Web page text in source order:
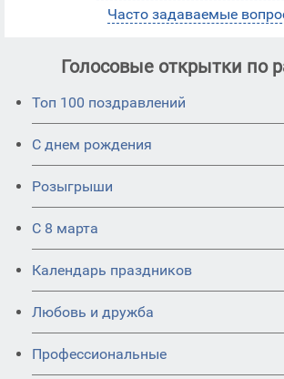
Часто задаваемые
Голосовые открытки по
Топ 100 поздравлений
С днем рождения
Розыгрыши
С 8 марта
Календарь праздников
Любовь и дружба
Профессиональные